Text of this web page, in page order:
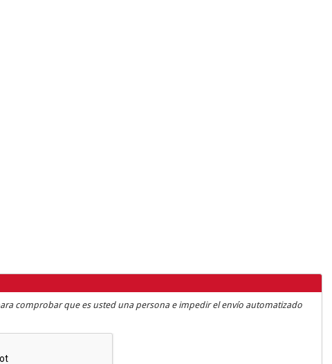
comprobar que es usted una persona e impedir el envío automatizado